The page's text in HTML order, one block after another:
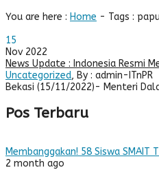
You are here : Home - Tags :
15
Nov 2022
News Update : Indonesia Resmi
Uncategorized, By : admin-ITnPR
Bekasi (15/11/2022)- Menteri
Pos Terbaru
Membanggakan! 58 Siswa SMAIT
2 month ago